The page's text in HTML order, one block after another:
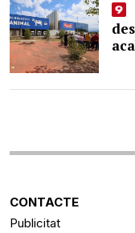
CONTACTE
Publicitat